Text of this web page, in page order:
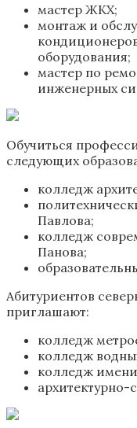
мастер ЖКХ;
монтаж и
оборудования;
мастер по
инженерных
Обучиться
следующих
колледж
Павлова;
колледж
Панова;
Абитуриентов
приглашают:
колледж
колледж
колледж